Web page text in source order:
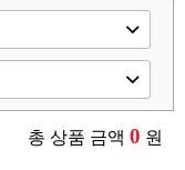
총 상품 금액 0 원